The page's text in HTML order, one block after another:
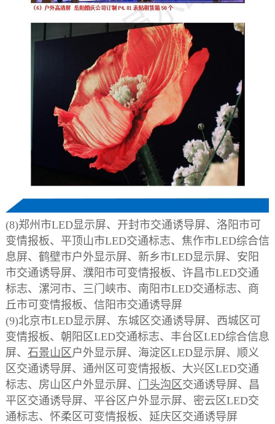
(8)郑州市LED显示屏、开封市交通诱导屏、洛阳市可
变情报板、平顶山市LED交通标志、焦作市LED综合信
息屏、鹤壁市户外显示屏、新乡市LED显示屏、安阳
市交通诱导屏、濮阳市可变情报板、许昌市LED交通
标志、漯河市、三门峡市、南阳市LED交通标志、商
丘市可变情报板、信阳市交通诱导屏
(9)北京市LED显示屏、东城区交通诱导屏、西城区可
变情报板、朝阳区LED交通标志、丰台区LED综合信息
屏、 石景山区户外显示屏、海淀区LED显示屏、顺义
区交通诱导屏、通州区可变情报板、大兴区LED交通
标志、房山区户外显示屏、 门头沟区交通诱导屏、昌
平区交通诱导屏、平谷区户外显示屏、密云区LED交
通标志、怀柔区可变情报板、延庆区交通诱导屏